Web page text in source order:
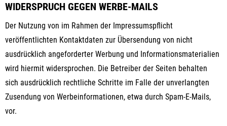
WIDERSPRUCH GEGEN WERBE-MAILS
Der Nutzung von im Rahmen der Impressumspflicht
veröffentlichten Kontaktdaten zur Übersendung von nicht
ausdrücklich angeforderter Werbung und Informationsmaterialien
wird hiermit widersprochen. Die Betreiber der Seiten behalten
sich ausdrücklich rechtliche Schritte im Falle der unverlangten
Zusendung von Werbeinformationen, etwa durch Spam-E-Mails,
vor.